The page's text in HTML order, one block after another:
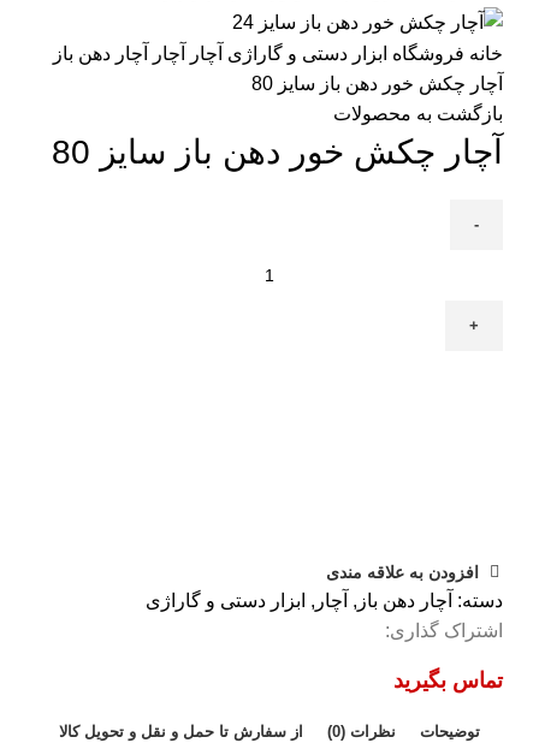
خانه فروشگاه ابزار دستی و گاراژی آچار آچار
آچار دهن باز
آچار چکش خور دهن باز سایز 80
بازگشت به محصولات
آچار چکش خور دهن باز سایز 80
افزودن به علاقه مندی
دسته: آچار دهن باز , آچار , ابزار دستی و گاراژی
اشتراک گذاری:
توضیحات نظرات (0) از سفارش تا حمل و نقل و تحویل کالا